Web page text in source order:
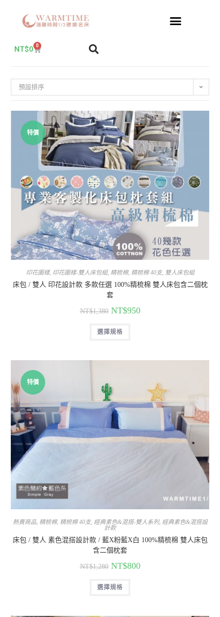
NT$0 0
預設排序
特價
印花圖樣, 印花圖樣-雙人床包組, 精梳棉, 精梳棉 40支, 雙人床包組
床包 / 雙人 印花設計款 多款任選 100%精梳棉 雙人床包含二個枕
套
NT$1,380 NT$950
選擇規格
特價
熱賣商品, 精梳棉, 精梳棉 40支, 經典素色&混搭-雙人系列, 經典素色&混搭設
計款
床包 / 雙人 素色混搭設計款 / 藍X粉藍X白 100%精梳棉 雙人床包
含二個枕套
NT$1,280 NT$800
選擇規格